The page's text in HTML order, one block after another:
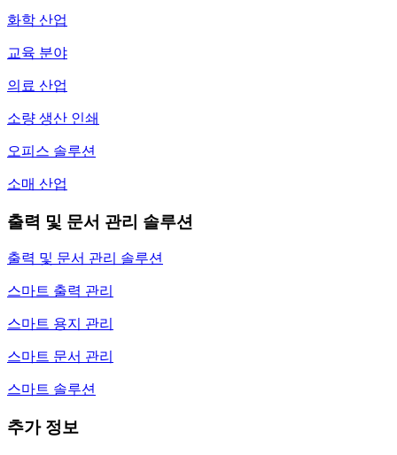
화학 산업
교육 분야
의료 산업
소량 생산 인쇄
오피스 솔루션
소매 산업
출력 및 문서 관리 솔루션
출력 및 문서 관리 솔루션
스마트 출력 관리
스마트 용지 관리
스마트 문서 관리
스마트 솔루션
추가 정보